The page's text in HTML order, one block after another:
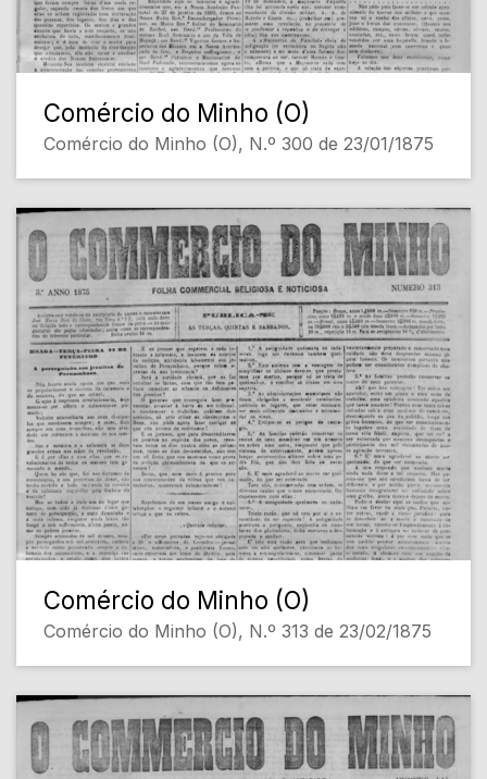
Comércio do Minho (O)
Comércio do Minho (O), N.º 300 de 23/01/1875
Comércio do Minho (O)
Comércio do Minho (O), N.º 313 de 23/02/1875